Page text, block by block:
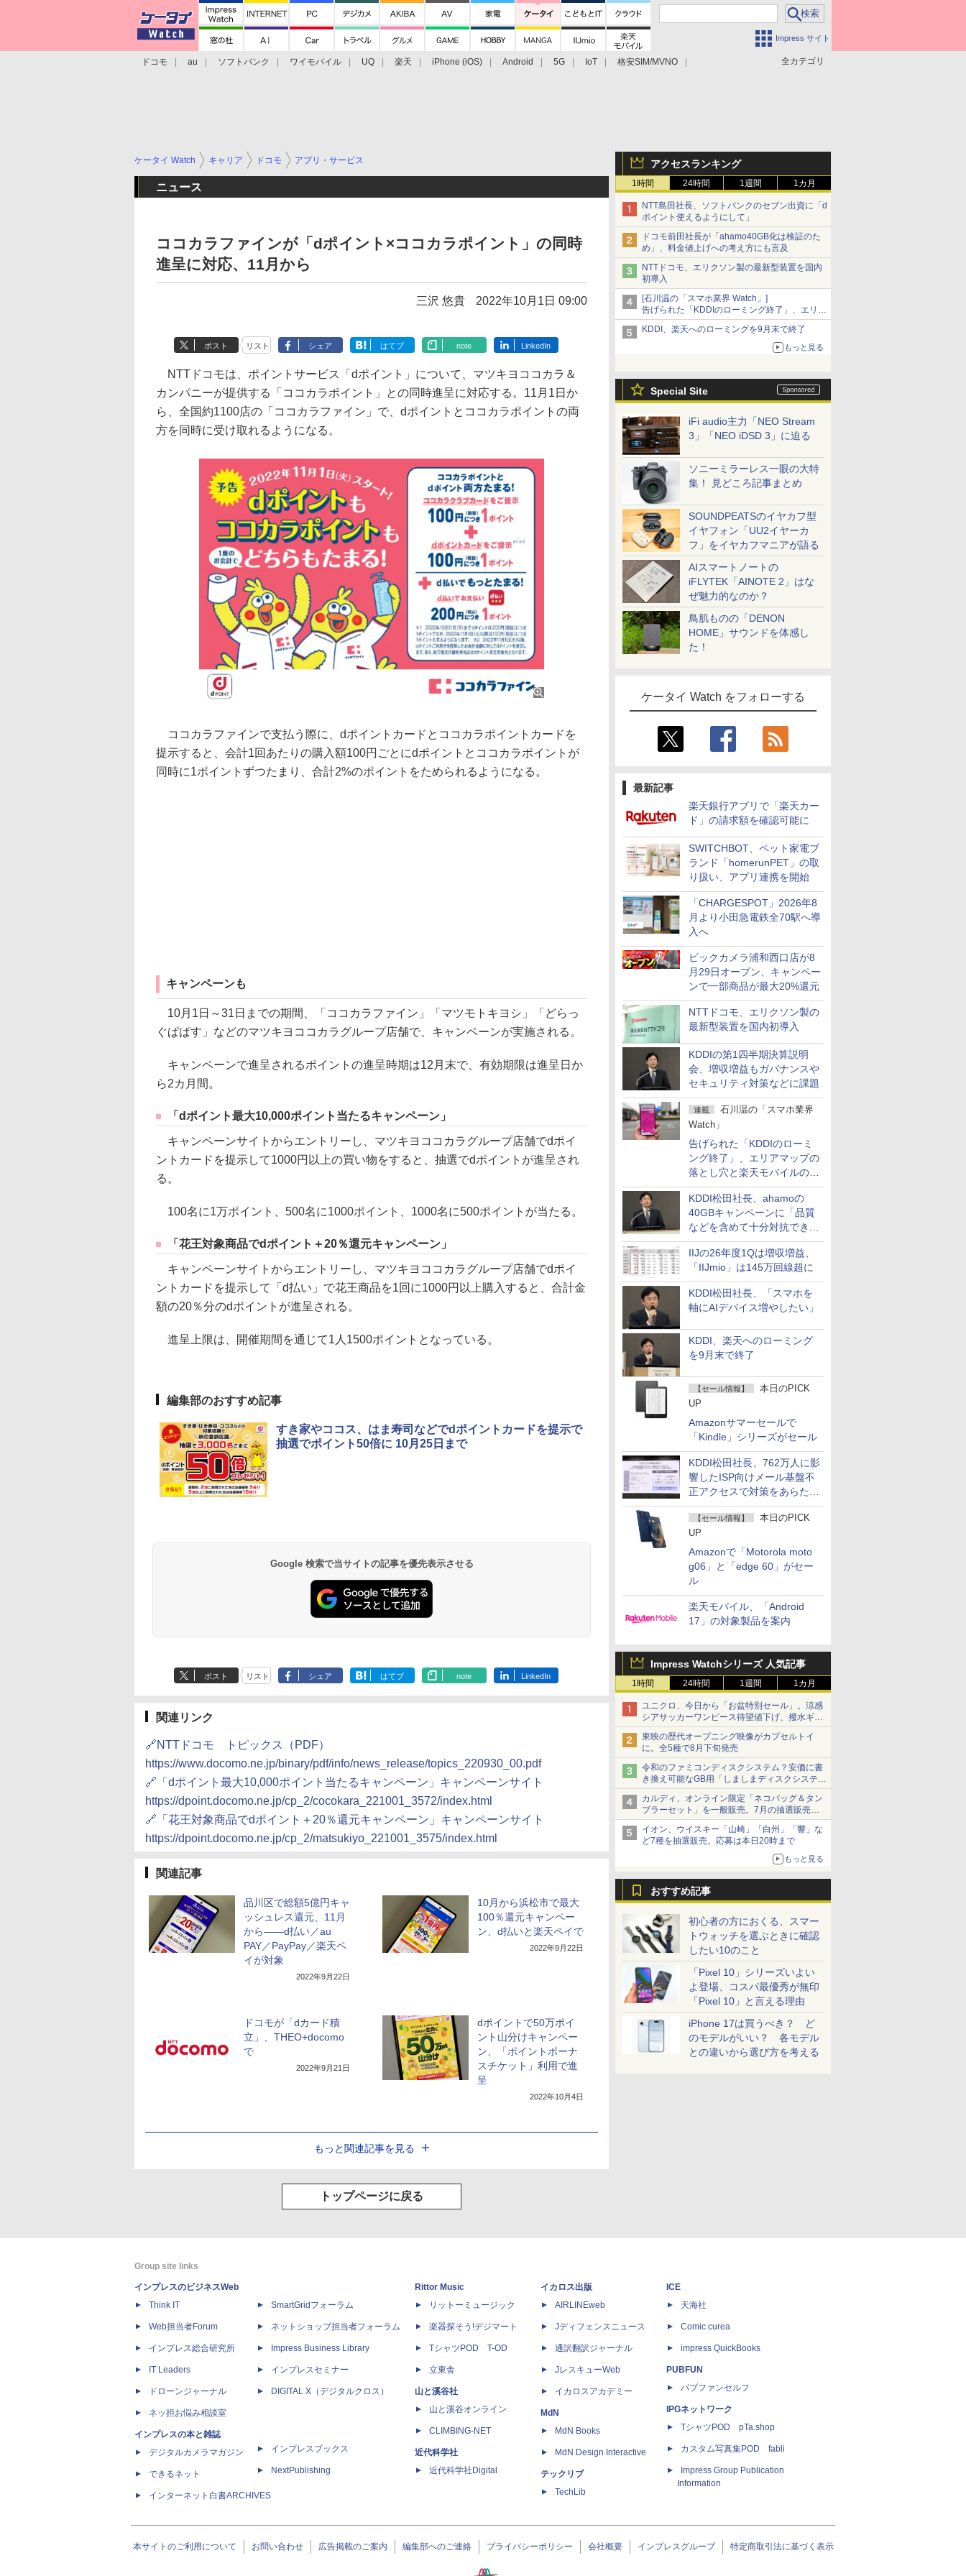
Impress サイト
全カテゴリ
ドコモ au ソフトバンク ワイモバイル UQ 楽天 iPhone (iOS) Android 5G IoT
格安SIM/MVNO
アクセスランキング
1時間 24時間 1週間 1カ月
NTT島田社長、ソフトバンクのセブン出資に「d
ポイント使えるようにして」
ドコモ前田社長が「ahamo40GB化は検証のた
め」、料金値上げへの考え方にも言及
NTTドコモ、エリクソン製の最新型装置を国内
初導入
[石川温の「スマホ業界 Watch」]
告げられた「KDDIのローミング終了」、エリア
マップの落とし穴と楽天モバイルの課題
KDDI、楽天へのローミングを9月末で終了
もっと見る
Special Site
iFi audio主力「NEO Stream
3」「NEO iDSD 3」に迫る
ソニーミラーレス一眼の大特
集！ 見どころ記事まとめ
SOUNDPEATSのイヤカフ型
イヤフォン「UU2イヤーカ
フ」をイヤカフマニアが語る
AIスマートノートの
iFLYTEK「AINOTE 2」はな
ぜ魅力的なのか？
鳥肌ものの「DENON
HOME」サウンドを体感し
た！
ケータイ Watch をフォローする
最新記事
楽天銀行アプリで「楽天カー
ド」の請求額を確認可能に
SWITCHBOT、ペット家電ブ
ランド「homerunPET」の取
り扱い、アプリ連携を開始
「CHARGESPOT」2026年8
月より小田急電鉄全70駅へ導
入へ
ビックカメラ浦和西口店が8
月29日オープン、キャンペー
ンで一部商品が最大20%還元
NTTドコモ、エリクソン製の
最新型装置を国内初導入
KDDIの第1四半期決算説明
会、増収増益もガバナンスや
セキュリティ対策などに課題
連載
石川温の「スマホ業界
Watch」
告げられた「KDDIのローミ
ング終了」、エリアマップの
落とし穴と楽天モバイルの課
題
KDDI松田社長、ahamoの
40GBキャンペーンに「品質
などを含めて十分対抗でき
る」
IIJの26年度1Qは増収増益、
「IIJmio」は145万回線超に
KDDI松田社長、「スマホを
軸にAIデバイス増やしたい」
KDDI、楽天へのローミング
を9月末で終了
【セール情報】
本日のPICK
UP
Amazonサマーセールで
「Kindle」シリーズがセール
KDDI松田社長、762万人に影
響したISP向けメール基盤不
正アクセスで対策をあらため
て説明
【セール情報】
本日のPICK
UP
Amazonで「Motorola moto
g06」と「edge 60」がセー
ル
楽天モバイル、「Android
17」の対象製品を案内
Impress Watchシリーズ 人気記事
1時間 24時間 1週間 1カ月
ユニクロ、今日から「お盆特別セール」。涼感
シアサッカーワンピース待望値下げ、撥水ギア
ショーツは1990円に
東映の歴代オープニング映像がカプセルトイ
に。全5種で8月下旬発売
令和のファミコンディスクシステム？安価に書
き換え可能なGB用「しましまディスクシステ
ム」
カルディ、オンライン限定「ネコバッグ＆タン
ブラーセット」を一般販売。7月の抽選販売の
当選無効分
イオン、ウイスキー「山崎」「白州」「響」な
ど7種を抽選販売。応募は本日20時まで
もっと見る
おすすめ記事
初心者の方におくる、スマー
トウォッチを選ぶときに確認
したい10のこと
「Pixel 10」シリーズいよい
よ登場、コスパ最優秀が無印
「Pixel 10」と言える理由
iPhone 17は買うべき？ ど
のモデルがいい？ 各モデル
との違いから選び方を考える
ケータイ Watch キャリア ドコモ アプリ・サービス
ニュース
ココカラファインが「dポイント×ココカラポイント」の同時
進呈に対応、11月から
三沢 悠貴 2022年10月1日 09:00
ポスト リスト シェア はてブ note LinkedIn
NTTドコモは、ポイントサービス「dポイント」について、マツキヨココカラ＆
カンパニーが提供する「ココカラポイント」との同時進呈に対応する。11月1日か
ら、全国約1100店の「ココカラファイン」で、dポイントとココカラポイントの両
方を同時に受け取れるようになる。
ココカラファインで支払う際に、dポイントカードとココカラポイントカードを
提示すると、会計1回あたりの購入額100円ごとにdポイントとココカラポイントが
同時に1ポイントずつたまり、合計2%のポイントをためられるようになる。
キャンペーンも
10月1日～31日までの期間、「ココカラファイン」「マツモトキヨシ」「どらっ
ぐぱぱす」などのマツキヨココカラグループ店舗で、キャンペーンが実施される。
キャンペーンで進呈されるポイントの進呈時期は12月末で、有効期限は進呈日か
ら2カ月間。
「dポイント最大10,000ポイント当たるキャンペーン」
キャンペーンサイトからエントリーし、マツキヨココカラグループ店舗でdポイ
ントカードを提示して1000円以上の買い物をすると、抽選でdポイントが進呈され
る。
100名に1万ポイント、500名に1000ポイント、1000名に500ポイントが当たる。
「花王対象商品でdポイント＋20％還元キャンペーン」
キャンペーンサイトからエントリーし、マツキヨココカラグループ店舗でdポイ
ントカードを提示して「d払い」で花王商品を1回に1000円以上購入すると、合計金
額の20％分のdポイントが進呈される。
進呈上限は、開催期間を通じて1人1500ポイントとなっている。
編集部のおすすめ記事
すき家やココス、はま寿司などでdポイントカードを提示で
抽選でポイント50倍に 10月25日まで
Google 検索で当サイトの記事を優先表示させる
ポスト リスト シェア はてブ note LinkedIn
関連リンク
🔗NTTドコモ トピックス（PDF）
https://www.docomo.ne.jp/binary/pdf/info/news_release/topics_220930_00.pdf
🔗「dポイント最大10,000ポイント当たるキャンペーン」キャンペーンサイト
https://dpoint.docomo.ne.jp/cp_2/cocokara_221001_3572/index.html
🔗「花王対象商品でdポイント＋20％還元キャンペーン」キャンペーンサイト
https://dpoint.docomo.ne.jp/cp_2/matsukiyo_221001_3575/index.html
関連記事
品川区で総額5億円キャ
ッシュレス還元、11月
から――d払い／au
PAY／PayPay／楽天ペ
イが対象
2022年9月22日
10月から浜松市で最大
100％還元キャンペー
ン、d払いと楽天ペイで
2022年9月22日
ドコモが「dカード積
立」、THEO+docomo
で
2022年9月21日
dポイントで50万ポイ
ント山分けキャンペー
ン、「ポイントボーナ
スチケット」利用で進
呈
2022年10月4日
もっと関連記事を見る
トップページに戻る
Group site links
インプレスのビジネスWeb
Think IT
Web担当者Forum
インプレス総合研究所
IT Leaders
ドローンジャーナル
ネッ担お悩み相談室
インプレスの本と雑誌
デジタルカメラマガジン
できるネット
インターネット白書ARCHIVES
SmartGridフォーラム
ネットショップ担当者フォーラム
Impress Business Library
インプレスセミナー
DIGITAL X（デジタルクロス）
インプレスブックス
NextPublishing
Rittor Music
リットーミュージック
楽器探そう!デジマート
TシャツPOD T-OD
立東舎
山と溪谷社
山と溪谷オンライン
CLIMBING-NET
近代科学社
近代科学社Digital
イカロス出版
AIRLINEweb
Jディフェンスニュース
通訳翻訳ジャーナル
JレスキューWeb
イカロスアカデミー
MdN
MdN Books
MdN Design Interactive
テックリブ
TechLib
ICE
天海社
Comic curea
impress QuickBooks
PUBFUN
パブファンセルフ
IPGネットワーク
TシャツPOD pTa.shop
カスタム写真集POD fabli
Impress Group Publication
Information
本サイトのご利用について お問い合わせ 広告掲載のご案内 編集部へのご連絡 プライバシーポリシー 会社概要 インプレスグループ 特定商取引法に基づく表示